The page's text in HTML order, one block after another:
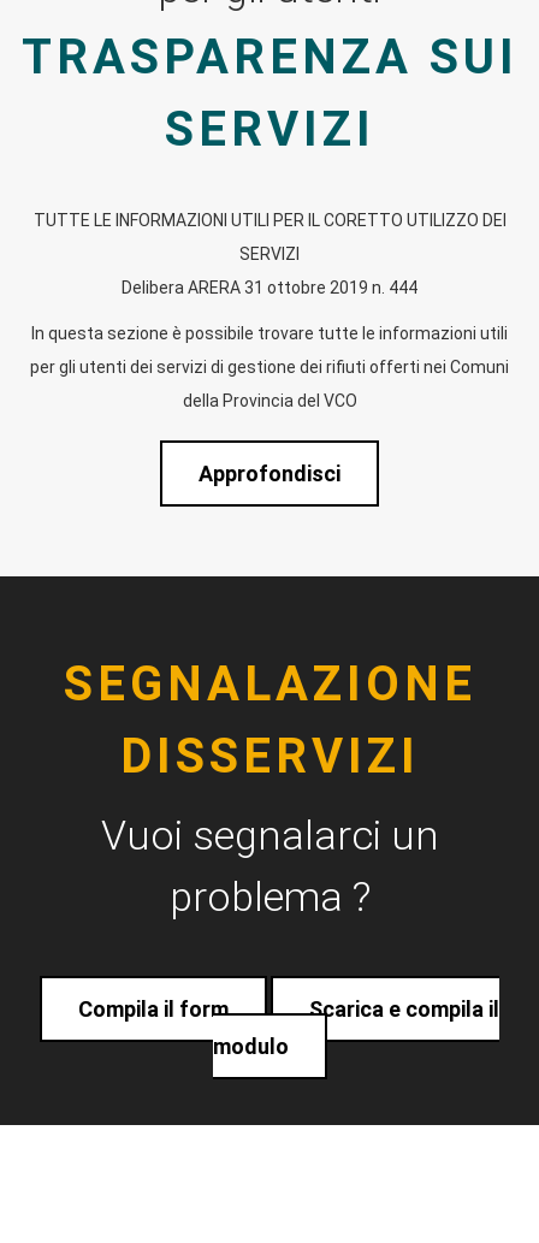
TRASPARENZA SUI
SERVIZI
TUTTE LE INFORMAZIONI UTILI PER IL CORETTO UTILIZZO DEI
SERVIZI
Delibera ARERA 31 ottobre 2019 n. 444
In questa sezione è possibile trovare tutte le informazioni utili
per gli utenti dei servizi di gestione dei rifiuti offerti nei Comuni
della Provincia del VCO
Approfondisci
SEGNALAZIONE
DISSERVIZI
Vuoi segnalarci un
problema ?
Compila il form
Scarica e compila il
modulo